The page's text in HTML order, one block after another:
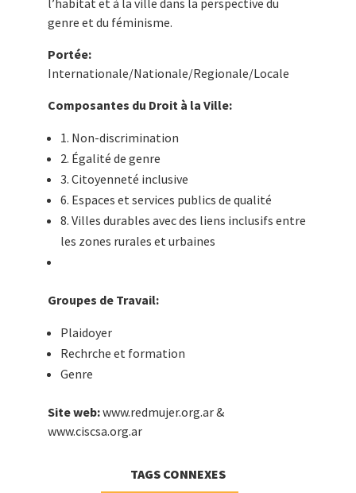
l’habitat et à la ville dans la perspective du
genre et du féminisme.
Portée:
Internationale/Nationale/Regionale/Locale
Composantes du Droit à la Ville:
1. Non-discrimination
2. Égalité de genre
3. Citoyenneté inclusive
6. Espaces et services publics de qualité
8. Villes durables avec des liens inclusifs entre
les zones rurales et urbaines
Groupes de Travail:
Plaidoyer
Rechrche et formation
Genre
Site web:www.redmujer.org.ar &
www.ciscsa.org.ar
TAGS CONNEXES